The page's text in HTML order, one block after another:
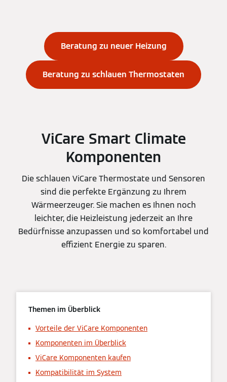
Beratung zu neuer Heizung
Beratung zu schlauen Thermostaten
ViCare Smart Climate
Komponenten
Die schlauen ViCare Thermostate und Sensoren
sind die perfekte Ergänzung zu Ihrem
Wärmeerzeuger. Sie machen es Ihnen noch
leichter, die Heizleistung jederzeit an Ihre
Bedürfnisse anzupassen und so komfortabel und
effizient Energie zu sparen.
Themen im Überblick
Vorteile der ViCare Komponenten
Komponenten im Überblick
ViCare Komponenten kaufen
Kompatibilität im System